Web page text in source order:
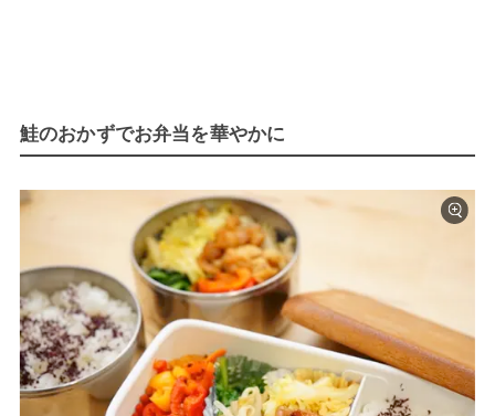
鮭のおかずでお弁当を華やかに